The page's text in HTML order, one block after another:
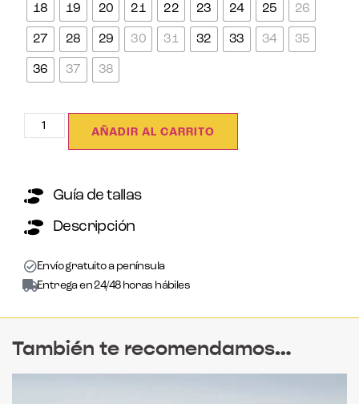
18 19 20 21 22 23 24 25 26
27 28 29 30 31 32 33 34 35
36 37 38
AÑADIR AL CARRITO
Guía de tallas
Descripción
Envío gratuito a península
Entrega en 24/48 horas hábiles
También te recomendamos…